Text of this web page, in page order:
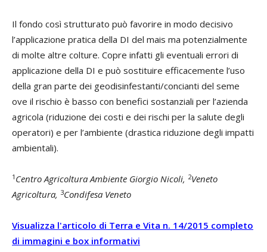
Il fondo così strutturato può favorire in modo decisivo
l’applicazione pratica della DI del mais ma potenzialmente
di molte altre colture. Copre infatti gli eventuali errori di
applicazione della DI e può sostituire efficacemente l’uso
della gran parte dei geodisinfestanti/concianti del seme
ove il rischio è basso con benefici sostanziali per l’azienda
agricola (riduzione dei costi e dei rischi per la salute degli
operatori) e per l’ambiente (drastica riduzione degli impatti
ambientali).
1 Centro Agricoltura Ambiente Giorgio Nicoli, 2Veneto
Agricoltura, 3Condifesa Veneto
Visualizza l'articolo di Terra e Vita n. 14/2015 completo
di immagini e box informativi